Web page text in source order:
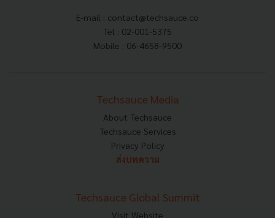
E-mail : contact@techsauce.co
Tel : 02-001-5375
Mobile : 06-4658-9500
Techsauce Media
About Techsauce
Techsauce Services
Privacy Policy
ส่งบทความ
Techsauce Global Summit
Visit Website